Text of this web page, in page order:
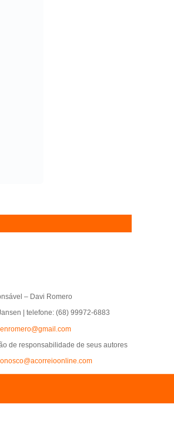
– Davi Romero
| telefone: (68) 99972-6883
de responsabilidade de seus autores